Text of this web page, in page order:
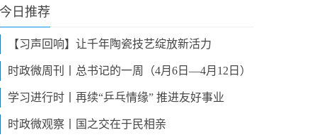
今日推荐
【习声回响】让千年陶瓷技艺绽放新活力
时政微周刊丨总书记的一周（4月6日—4月12日）
学习进行时丨再续“乒乓情缘” 推进友好事业
时政微观察丨国之交在于民相亲